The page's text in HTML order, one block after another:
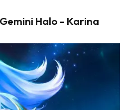
Halo – Karina